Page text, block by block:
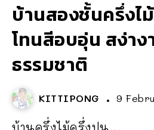
บ้านสองชั้นครึ่งไ
โทนสีอบอุ่น สง่า
ธรรมชาติ
KITTIPONG 9